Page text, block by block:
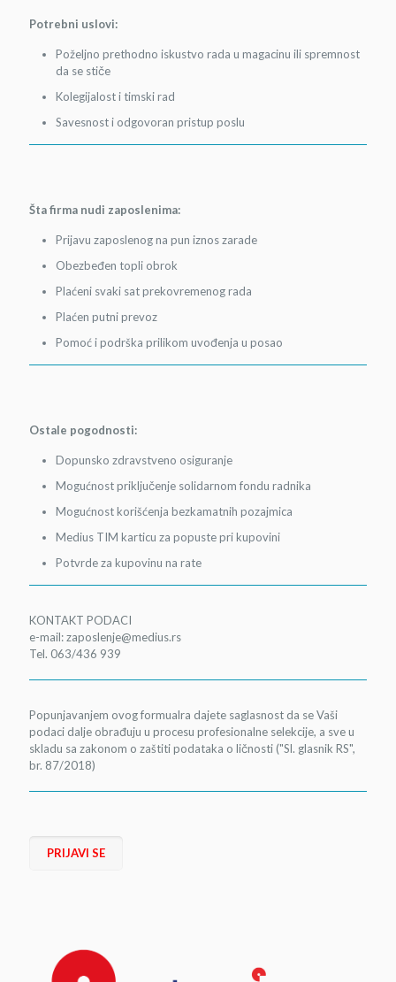
Potrebni uslovi:
Poželjno prethodno iskustvo rada u magacinu ili spremnost
da se stiče
Kolegijalost i timski rad
Savesnost i odgovoran pristup poslu
Šta firma nudi zaposlenima:
Prijavu zaposlenog na pun iznos zarade
Obezbeđen topli obrok
Plaćeni svaki sat prekovremenog rada
Plaćen putni prevoz
Pomoć i podrška prilikom uvođenja u posao
Ostale pogodnosti:
Dopunsko zdravstveno osiguranje
Mogućnost priključenje solidarnom fondu radnika
Mogućnost korišćenja bezkamatnih pozajmica
Medius TIM karticu za popuste pri kupovini
Potvrde za kupovinu na rate
KONTAKT PODACI
e-mail: zaposlenje@medius.rs
Tel. 063/436 939
Popunjavanjem ovog formualra dajete saglasnost da se Vaši
podaci dalje obrađuju u procesu profesionalne selekcije, a sve u
skladu sa zakonom o zaštiti podataka o ličnosti ("Sl. glasnik RS",
br. 87/2018)
PRIJAVI SE